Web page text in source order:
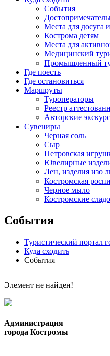
События
Места для досуга
Кострома детям
Места для
Медицинский
Промышленный
Где поесть
Где остановиться
Маршруты
Туроператоры
Реестр
Авторские
Сувениры
Черная соль
Сыр
Петровская
Ювелирные
Лен, изделия изо
Костромская
Черное мыло
Костромские
События
Туристический портал
Куда сходить
События
Элемент не найден!
Администрация
города Костромы